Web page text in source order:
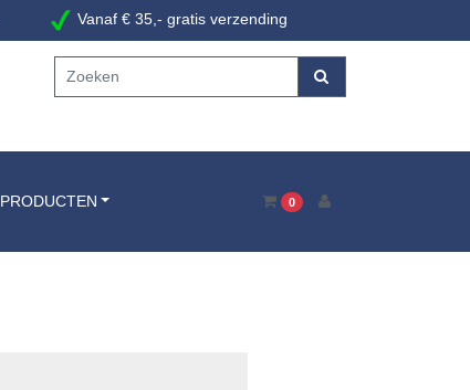
Vanaf € 35,- gratis verzending
PRODUCTEN 0